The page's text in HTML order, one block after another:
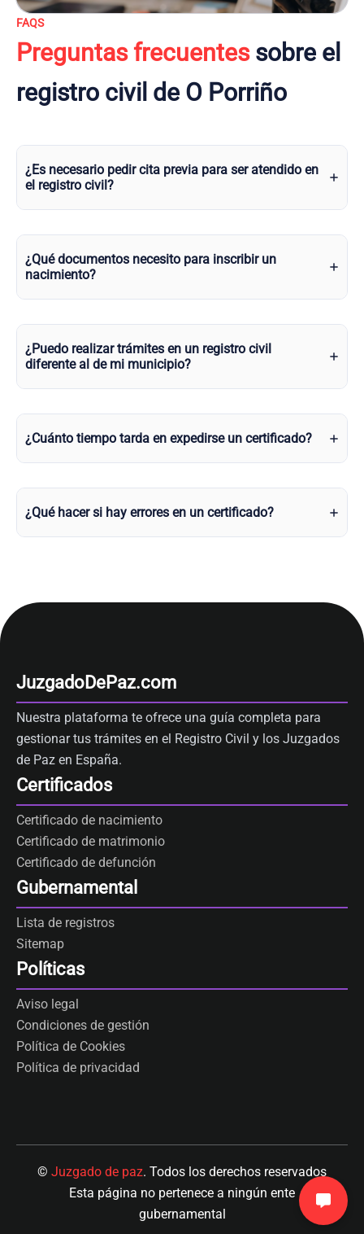
FAQS
Preguntas frecuentessobre el
registro civil de O Porriño
¿Es necesario pedir cita previa para ser atendido en
el registro civil?
¿Qué documentos necesito para inscribir un
nacimiento?
¿Puedo realizar trámites en un registro civil
diferente al de mi municipio?
¿Cuánto tiempo tarda en expedirse un certificado?
¿Qué hacer si hay errores en un certificado?
JuzgadoDePaz.com
Nuestra plataforma te ofrece una guía completa para
gestionar tus trámites en el Registro Civil y los Juzgados
de Paz en España.
Certificados
Certificado de nacimiento
Certificado de matrimonio
Certificado de defunción
Gubernamental
Lista de registros
Sitemap
Políticas
Aviso legal
Condiciones de gestión
Política de Cookies
Política de privacidad
© Juzgado de paz. Todos los derechos reservados
Esta página no pertenece a ningún ente
gubernamental